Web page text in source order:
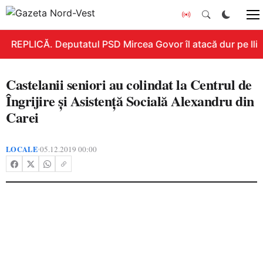
REPLICĂ. Deputatul PSD Mircea Govor îl atacă dur pe
Castelanii seniori au colindat la Centrul de
Îngrijire și Asistență Socială Alexandru din
Carei
LOCALE•05.12.2019 00:00